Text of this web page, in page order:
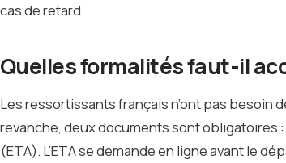
cas de retard.
Quelles formalités faut-il
Les ressortissants français n’ont pas besoin
revanche, deux documents sont obligatoires
(ETA). L’ETA se demande en ligne avant le